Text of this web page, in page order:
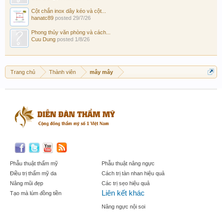
Cột chắn inox dây kéo và cột...
hanatc89 posted 29/7/26
Phong thủy văn phòng và cách...
Cuu Dung posted 1/8/26
Trang chủ Thành viên mây mây
Phẫu thuật thẩm mỹ
Điều trị thẩm mỹ da
Nâng mũi đẹp
Tạo mà lúm đồng tiền
Phẫu thuật nâng ngực
Cách trị tàn nhan hiệu quả
Các trị sẹo hiệu quả
Liên kết khác
Nâng ngực nội soi